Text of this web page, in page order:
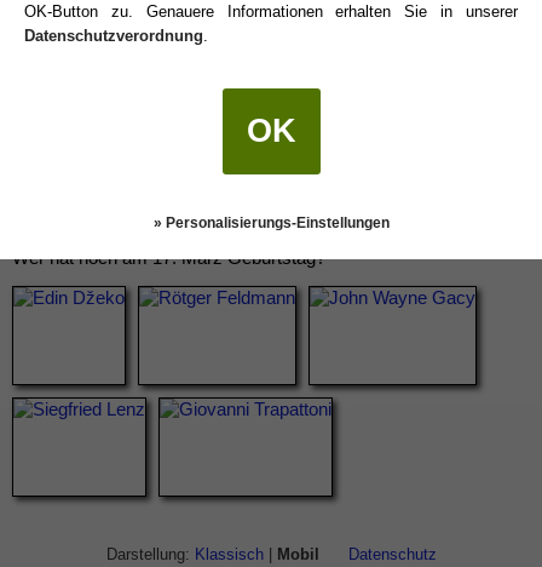
Wer hat noch am 17. März Geburtstag?
Darstellung: Klassisch| Mobil Datenschutz
OK-Button zu. Genauere Informationen erhalten Sie in unserer
Datenschutzverordnung
OK
» Personalisierungs-Einstellungen